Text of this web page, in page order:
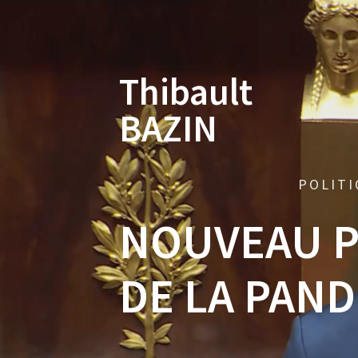
Thibault
BAZIN
NOUVEAU
DE LA